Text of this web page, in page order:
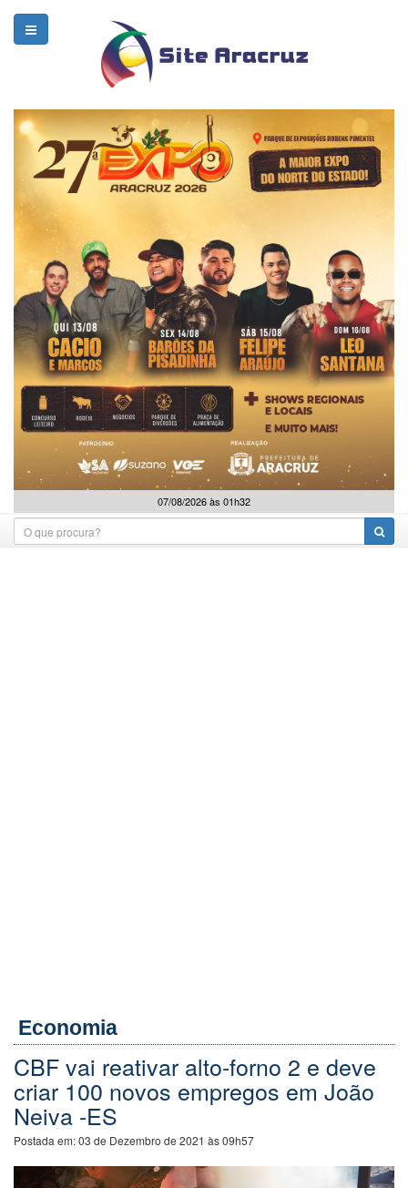
07/08/2026 às 01h32
Economia
CBF vai reativar alto-forno 2 e deve
criar 100 novos empregos em João
Neiva -ES
Postada em:03 de Dezembro de 2021 às 09h57